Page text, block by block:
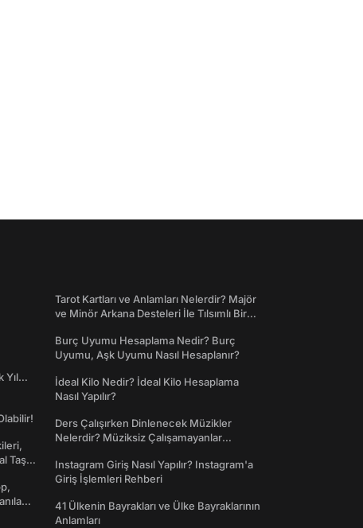
Yıl
Taş
Tarot Kartları ve Anlamları Nelerdir? Majör
ve Minör Arkana Desteleri İle Tılsımlı Bir
Burç Uyumu Hesaplama Nedir? Burç
Uyumu, Aşk Uyumu Nasıl Hesaplanır?
İdeal Kilo Nedir? İdeal Kilo Hesaplama
Nasıl Yapılır?
Ders Çalışırken Dinlenecek Müzikler
Nelerdir? Müziksiz Çalışamayanlar
Instagram Giriş Nasıl Yapılır? Instagram'a
Giriş İşlemleri Rehberi
41 Ülkenin Bayrakları ve Ülke Bayraklarının
Anlamları